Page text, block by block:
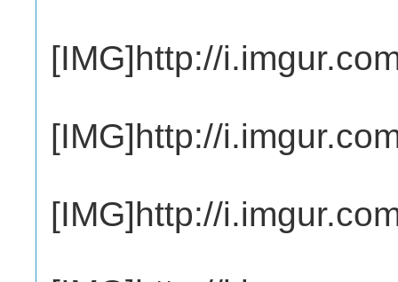
[IMG]http://
[IMG]http://
[IMG]http://